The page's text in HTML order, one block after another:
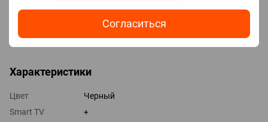
Согласиться
HDMI 3 шт
Выходы оптический
Характеристики
Цвет
Черный
Smart TV
+